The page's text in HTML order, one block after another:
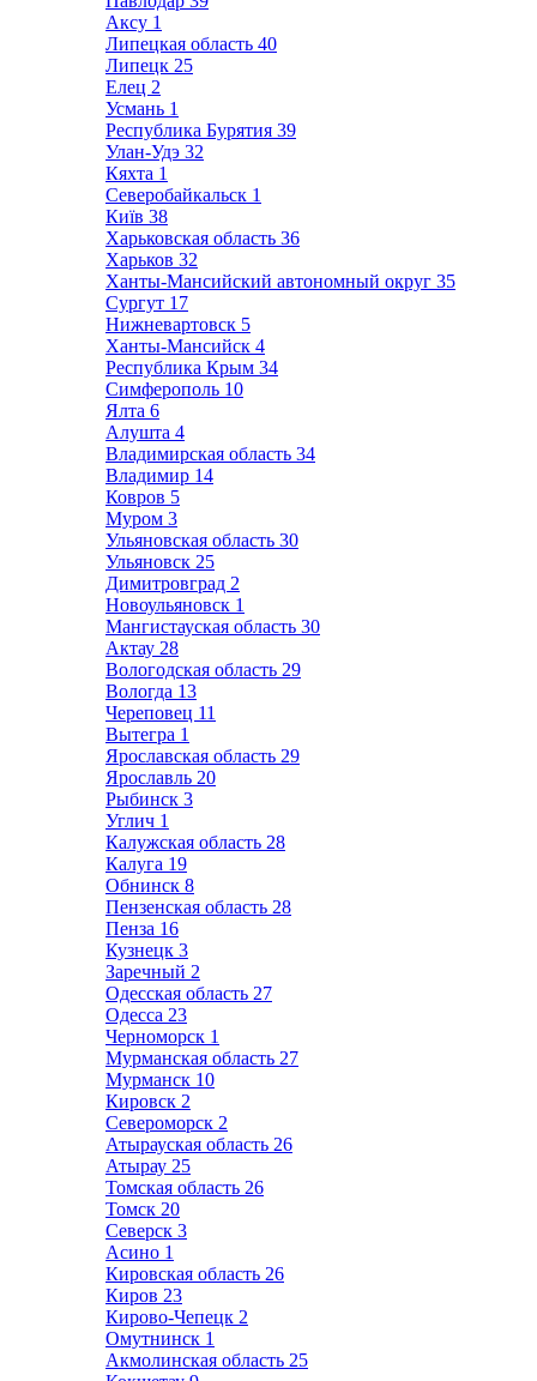
Аксу 1
Липецкая область 40
Липецк 25
Елец 2
Усмань 1
Республика Бурятия 39
Улан-Удэ 32
Кяхта 1
Северобайкальск 1
Київ 38
Харьковская область 36
Харьков 32
Ханты-Мансийский автономный округ 35
Сургут 17
Нижневартовск 5
Ханты-Мансийск 4
Республика Крым 34
Симферополь 10
Ялта 6
Алушта 4
Владимирская область 34
Владимир 14
Ковров 5
Муром 3
Ульяновская область 30
Ульяновск 25
Димитровград 2
Новоульяновск 1
Мангистауская область 30
Актау 28
Вологодская область 29
Вологда 13
Череповец 11
Вытегра 1
Ярославская область 29
Ярославль 20
Рыбинск 3
Углич 1
Калужская область 28
Калуга 19
Обнинск 8
Пензенская область 28
Пенза 16
Кузнецк 3
Заречный 2
Одесская область 27
Одесса 23
Черноморск 1
Мурманская область 27
Мурманск 10
Кировск 2
Североморск 2
Атырауская область 26
Атырау 25
Томская область 26
Томск 20
Северск 3
Асино 1
Кировская область 26
Киров 23
Кирово-Чепецк 2
Омутнинск 1
Акмолинская область 25